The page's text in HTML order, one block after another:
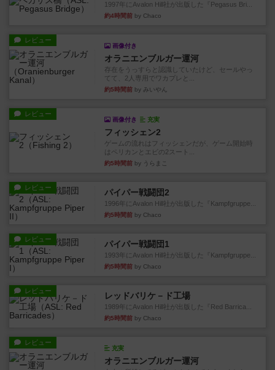
1997年にAvalon Hill社が出版した『Pegasus Bri...
約4時間前 by Chaco
レビュー
画像付き
オラニエンブルガー運河
存在をうっすらと認識していたけど、セールやっ
てて、2人専用でワカプレと...
約5時間前 by みいやん
レビュー
画像付き 充実
フィッシェン2
ゲームの流れはフィッシェンだが、ゲーム開始時
はペリカンとエビの2スート...
約5時間前 by うらまこ
レビュー パイパー戦闘団2
1996年にAvalon Hill社が出版した『Kampfgruppe...
約5時間前 by Chaco
レビュー パイパー戦闘団1
1993年にAvalon Hill社が出版した『Kampfgruppe...
約5時間前 by Chaco
レビュー レッドバリケ－ド工場
1989年にAvalon Hill社が出版した『Red Barrica...
約5時間前 by Chaco
レビュー
充実
オラニエンブルガー運河